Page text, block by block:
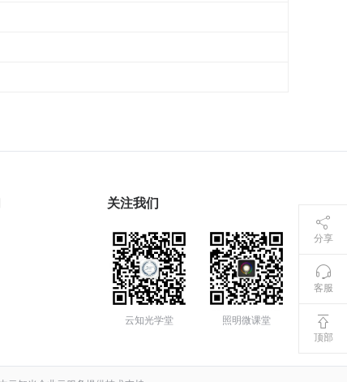
分享
客服
顶部
关注我们
云知光学堂 照明微课堂